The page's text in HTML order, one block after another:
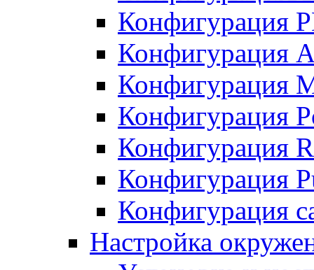
Конфигурация
Конфигурация
Конфигурация
Конфигурация
Конфигурация
Конфигурация
Конфигурация
Настройка